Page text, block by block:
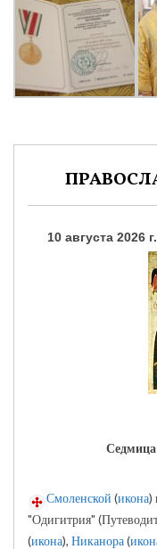
10 августа 2026
Смоленской (икона)
"Одигитрия"
(икона), Никанора(